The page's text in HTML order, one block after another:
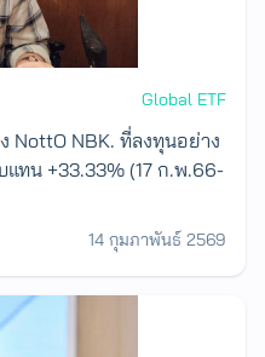
Global ETF
NottO NBK. ที่ลงทุนอย่าง
แทน +33.33% (17 ก.พ.66-
14 กุมภาพันธ์ 2569